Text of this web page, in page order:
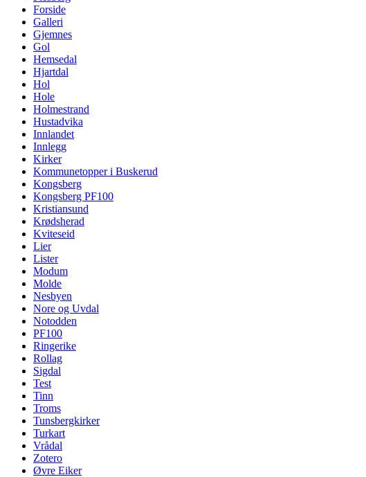
Forside
Galleri
Gjemnes
Gol
Hemsedal
Hjartdal
Hol
Hole
Holmestrand
Hustadvika
Innlandet
Innlegg
Kirker
Kommunetopper i Buskerud
Kongsberg
Kongsberg PF100
Kristiansund
Krødsherad
Kviteseid
Lier
Lister
Modum
Molde
Nesbyen
Nore og Uvdal
Notodden
PF100
Ringerike
Rollag
Sigdal
Test
Tinn
Troms
Tunsbergkirker
Turkart
Vrådal
Zotero
Øvre Eiker